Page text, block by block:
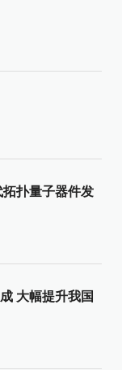
扑量子器件发
大幅提升我国